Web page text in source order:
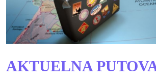
AKTUELNA